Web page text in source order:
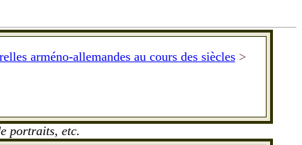
arméno-allemandes au cours des siècles>
portraits, etc.